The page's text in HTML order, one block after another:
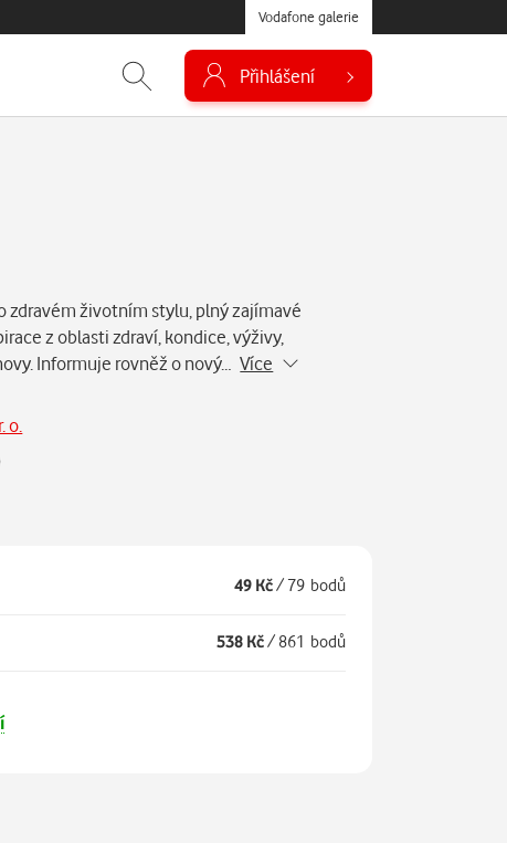
Vodafone galerie
Přihlášení
zdravém životním stylu, plný zajímavé
z oblasti zdraví, kondice, výživy,
Informuje rovněž o nový…Více
o.
49 Kč/ 79 bodů
538 Kč/ 861 bodů